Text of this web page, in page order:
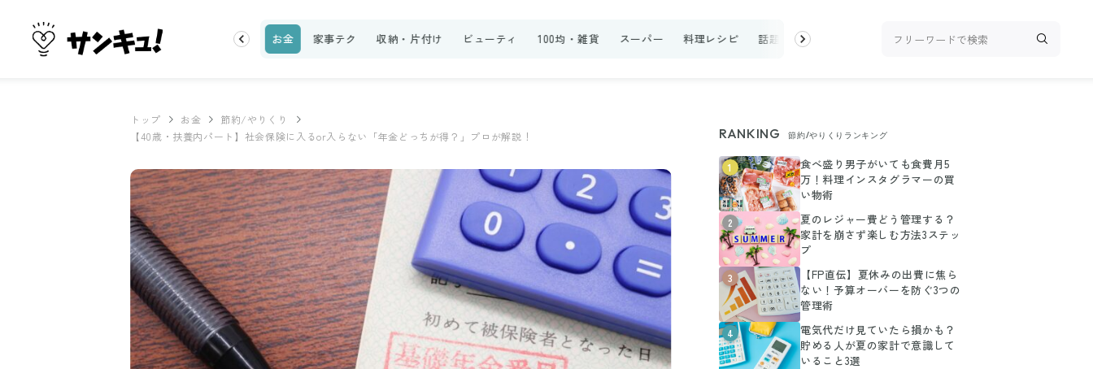
レシピ 話題 トップ 新着 ランキング お金 家事テク 収納・片付け ビューティ 100均・雑貨 スーパー 料理レシピ 話題 トップ ランキング お金 家事テク
トップ お金
節約/やりくり
【40歳・扶養内パート】社会保険に入るor入らない「年金どっちが得？」プロが解説！
RANKING 節約/やりくりランキング
1
食べ盛り男子がいても食費月5
万！料理インスタグラマーの買
い物術
2
夏のレジャー費どう管理する？
家計を崩さず楽しむ方法3ステッ
プ
3
【FP直伝】夏休みの出費に焦ら
ない！予算オーバーを防ぐ3つの
管理術
4
電気代だけ見ていたら損かも？
貯める人が夏の家計で意識して
いること3選